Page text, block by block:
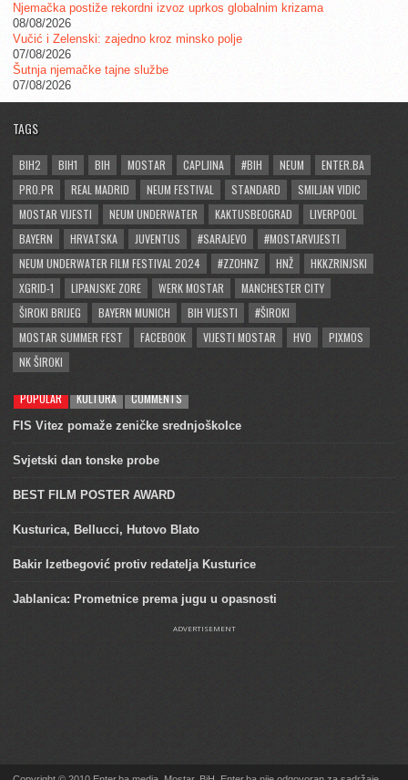
Njemačka postiže rekordni izvoz uprkos globalnim krizama
08/08/2026
Vučić i Zelenski: zajedno kroz minsko polje
07/08/2026
Šutnja njemačke tajne službe
07/08/2026
TAGS
BIH2 BIH1 BIH MOSTAR CAPLJINA #BIH NEUM
ENTER.BA
PRO.PR
REAL MADRID NEUM FESTIVAL STANDARD
SMILJAN VIDIC
MOSTAR VIJESTI
NEUM UNDERWATER KAKTUSBEOGRAD
LIVERPOOL
BAYERN
HRVATSKA JUVENTUS #SARAJEVO
#MOSTARVIJESTI
NEUM UNDERWATER FILM FESTIVAL 2024
#ZZOHNZ HNŽ
HKKZRINJSKI
XGRID-1
LIPANJSKE ZORE WERK MOSTAR
MANCHESTER CITY
ŠIROKI BRIJEG
BAYERN MUNICH BIH VIJESTI
#ŠIROKI
MOSTAR SUMMER FEST
FACEBOOK VIJESTI MOSTAR HVO
PIXMOS
NK ŠIROKI
POPULAR KULTURA COMMENTS
FIS Vitez pomaže zeničke srednjoškolce
Svjetski dan tonske probe
BEST FILM POSTER AWARD
Kusturica, Bellucci, Hutovo Blato
Bakir Izetbegović protiv redatelja Kusturice
Jablanica: Prometnice prema jugu u opasnosti
ADVERTISEMENT